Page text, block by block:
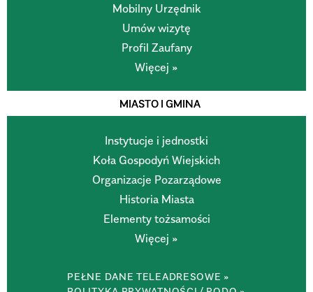
Mobilny Urzędnik
Umów wizytę
Profil Zaufany
Więcej »
MIASTO I GMINA
Instytucje i jednostki
Koła Gospodyń Wiejskich
Organizacje Pozarządowe
Historia Miasta
Elementy tożsamości
Więcej »
PEŁNE DANE TELEADRESOWE »